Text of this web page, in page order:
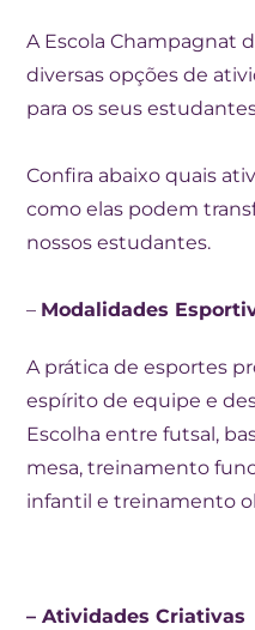
A Escola Champagnat
diversas opções de
para os seus
Confira abaixo quais
como elas podem
nossos estudantes.
– Modalidades
A prática de esportes
espírito de equipe e
Escolha entre futsal,
mesa, treinamento
infantil e treinamento
– Atividades Criativas